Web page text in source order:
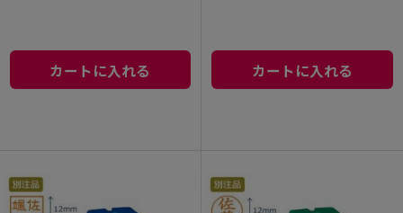
カートに入れる カートに入れる